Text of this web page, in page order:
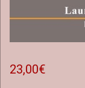
23,00€